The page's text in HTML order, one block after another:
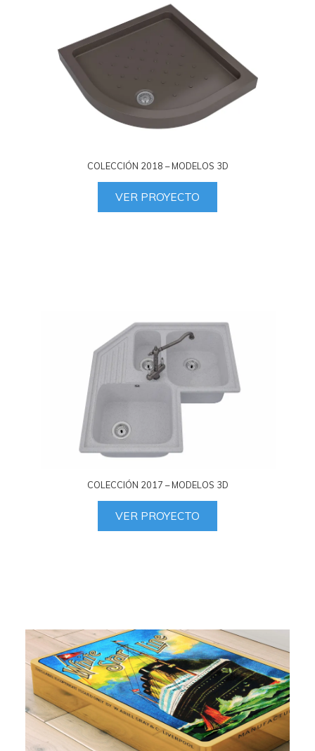
COLECCIÓN 2018 – MODELOS 3D
VER PROYECTO
COLECCIÓN 2017 – MODELOS 3D
VER PROYECTO